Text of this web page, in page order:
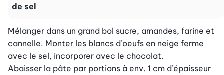
de sel
Mélanger dans un grand bol sucre, amandes, farine et
cannelle. Monter les blancs d’oeufs en neige ferme
avec le sel, incorporer avec le chocolat.
Abaisser la pâte par portions à env. 1 cm d’épaisseur